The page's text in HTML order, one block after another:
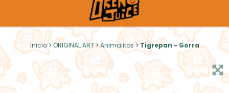
Inicio> ORIGINAL ART>Animalitos > Tigrepan - Gorra